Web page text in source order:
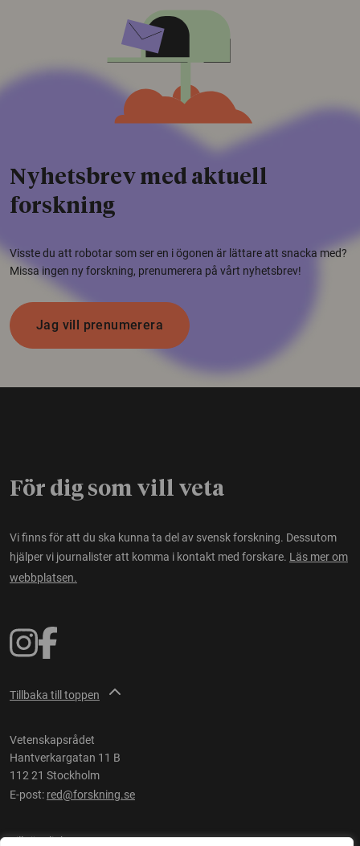
Nyhetsbrev med aktuell
forskning
Visste du att robotar som ser en i ögonen är lättare att snacka med?
Missa ingen ny forskning, prenumerera på vårt nyhetsbrev!
Jag vill prenumerera
För dig som vill veta
Vi finns för att du ska kunna ta del av svensk forskning. Dessutom
hjälper vi journalister att komma i kontakt med forskare. Läs mer om
webbplatsen.
Tillbaka till toppen
Vetenskapsrådet
Hantverkargatan 11 B
112 21 Stockholm
E-post: red@forskning.se
Tillgänglighet